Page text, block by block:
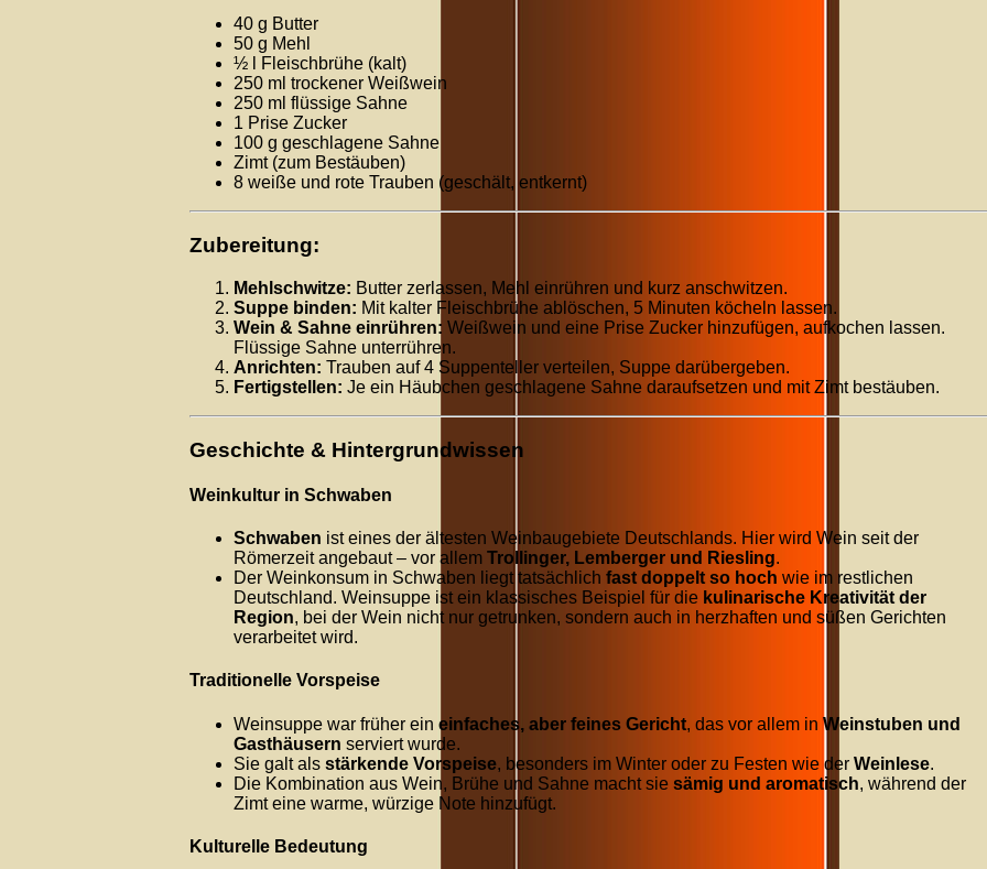
40 g Butter
50 g Mehl
½ l Fleischbrühe (kalt)
250 ml trockener Weißwein
250 ml flüssige Sahne
1 Prise Zucker
100 g geschlagene Sahne
Zimt (zum Bestäuben)
8 weiße und rote Trauben (geschält, entkernt)
Zubereitung:
Mehlschwitze: Butter zerlassen, Mehl einrühren und kurz anschwitzen.
Suppe binden: Mit kalter Fleischbrühe ablöschen, 5 Minuten köcheln lassen.
Wein & Sahne einrühren: Weißwein und eine Prise Zucker hinzufügen, aufkochen lassen.
Flüssige Sahne unterrühren.
Anrichten: Trauben auf 4 Suppenteller verteilen, Suppe darübergeben.
Fertigstellen: Je ein Häubchen geschlagene Sahne daraufsetzen und mit Zimt bestäuben.
Geschichte & Hintergrundwissen
Weinkultur in Schwaben
Schwaben ist eines der ältesten Weinbaugebiete Deutschlands. Hier wird Wein seit der
Römerzeit angebaut – vor allem Trollinger, Lemberger und Riesling.
Der Weinkonsum in Schwaben liegt tatsächlich fast doppelt so hoch wie im restlichen
Deutschland. Weinsuppe ist ein klassisches Beispiel für die kulinarische Kreativität der
Region, bei der Wein nicht nur getrunken, sondern auch in herzhaften und süßen Gerichten
verarbeitet wird.
Traditionelle Vorspeise
Weinsuppe war früher ein einfaches, aber feines Gericht, das vor allem in Weinstuben und
Gasthäusern serviert wurde.
Sie galt als stärkende Vorspeise, besonders im Winter oder zu Festen wie der Weinlese.
Die Kombination aus Wein, Brühe und Sahne macht sie sämig und aromatisch, während der
Zimt eine warme, würzige Note hinzufügt.
Kulturelle Bedeutung